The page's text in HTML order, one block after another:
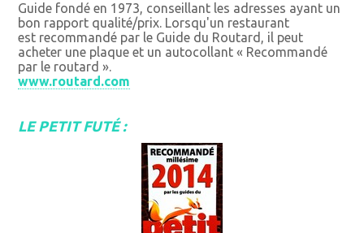
Guide fondé en 1973, conseillant les adresses ayant un
bon rapport qualité/prix. Lorsqu'un restaurant
est recommandé par le Guide du Routard, il peut
acheter une plaque et un autocollant « Recommandé
par le routard ».
www.routard.com
LE PETIT FUTÉ :